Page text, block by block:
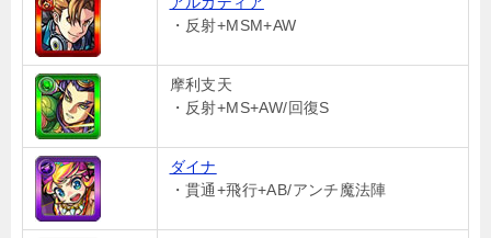
・反射+MSM+AW
摩利支天
・反射+MS+AW/回復S
ダイナ
・貫通+飛行+AB/アンチ魔法陣